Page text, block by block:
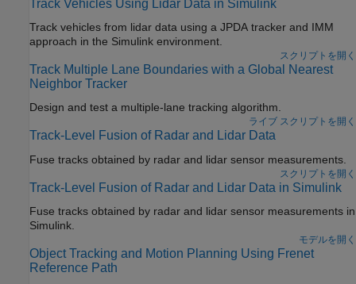
Track Vehicles Using Lidar Data in Simulink
Track vehicles from lidar data using a JPDA tracker and IMM
approach in the Simulink environment.
スクリプトを開く
Track Multiple Lane Boundaries with a Global Nearest
Neighbor Tracker
Design and test a multiple-lane tracking algorithm.
ライブ スクリプトを開く
Track-Level Fusion of Radar and Lidar Data
Fuse tracks obtained by radar and lidar sensor measurements.
スクリプトを開く
Track-Level Fusion of Radar and Lidar Data in Simulink
Fuse tracks obtained by radar and lidar sensor measurements in
Simulink.
モデルを開く
Object Tracking and Motion Planning Using Frenet
Reference Path